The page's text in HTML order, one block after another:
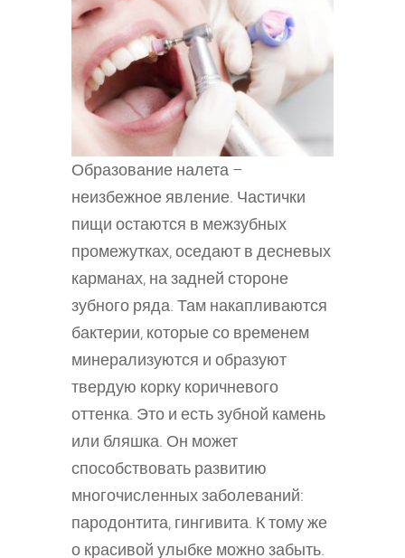
Образование налета –
неизбежное явление. Частички
пищи остаются в межзубных
промежутках, оседают в десневых
карманах, на задней стороне
зубного ряда. Там накапливаются
бактерии, которые со временем
минерализуются и образуют
твердую корку коричневого
оттенка. Это и есть зубной камень
или бляшка. Он может
способствовать развитию
многочисленных заболеваний:
пародонтита, гингивита. К тому же
о красивой улыбке можно забыть.